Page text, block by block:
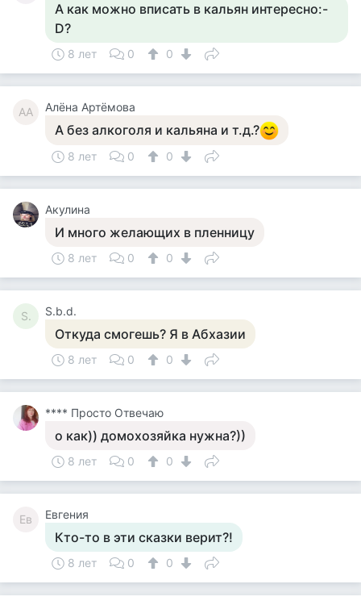
А как можно вписать в кальян интересно:-
D?
8 лет 0 0
АА Алёна Артёмова
А без алкоголя и кальяна и т.д.?
8 лет 0 0
Акулина
И много желающих в пленницу
8 лет 0 0
S. S.b.d.
Откуда смогешь? Я в Абхазии
8 лет 0 0
**** Просто Отвечаю
о как)) домохозяйка нужна?))
8 лет 0 0
Ев Евгения
Кто-то в эти сказки верит?!
8 лет 0 0